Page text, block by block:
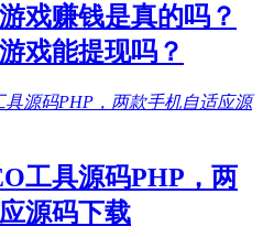
戏赚钱是真的吗？
戏能提现吗？
工具源码PHP，两
源码下载